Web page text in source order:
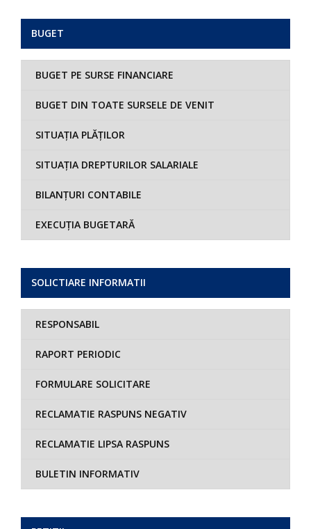
BUGET
BUGET PE SURSE FINANCIARE
BUGET DIN TOATE SURSELE DE VENIT
SITUAȚIA PLĂȚILOR
SITUAȚIA DREPTURILOR SALARIALE
BILANȚURI CONTABILE
EXECUȚIA BUGETARĂ
SOLICTIARE INFORMATII
RESPONSABIL
RAPORT PERIODIC
FORMULARE SOLICITARE
RECLAMATIE RASPUNS NEGATIV
RECLAMATIE LIPSA RASPUNS
BULETIN INFORMATIV